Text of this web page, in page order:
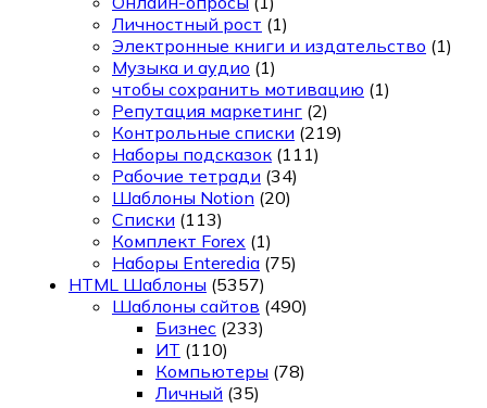
Личностный рост (1)
Электронные книги и издательство (1)
Музыка и аудио (1)
чтобы сохранить мотивацию (1)
Репутация маркетинг (2)
Контрольные списки (219)
Наборы подсказок (111)
Рабочие тетради (34)
Шаблоны Notion (20)
Списки (113)
Комплект Forex (1)
Наборы Enteredia (75)
HTML Шаблоны (5357)
Шаблоны сайтов (490)
Бизнес (233)
ИТ (110)
Компьютеры (78)
Личный (35)